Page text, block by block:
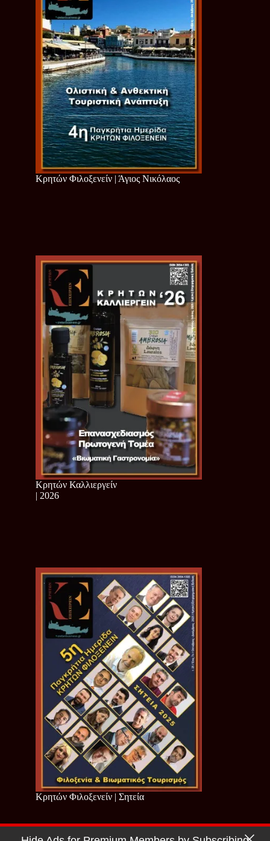
Κρητών Φιλοξενείν | Άγιος Νικόλαος
Κρητών Καλλιεργείν
| 2026
Κρητών Φιλοξενείν | Σητεία